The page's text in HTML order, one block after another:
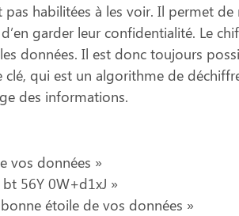
habilitées à les voir. Il permet de
garder leur confidentialité. Le
données. Il est donc toujours
clé, qui est un algorithme de
des informations.
vos données »
56Y 0W+d1xJ »
étoile de vos données »